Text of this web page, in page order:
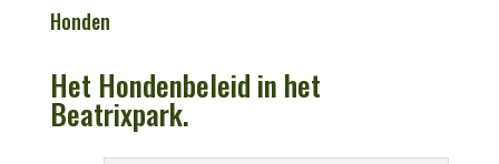
Honden
Het Hondenbeleid in het
Beatrixpark.